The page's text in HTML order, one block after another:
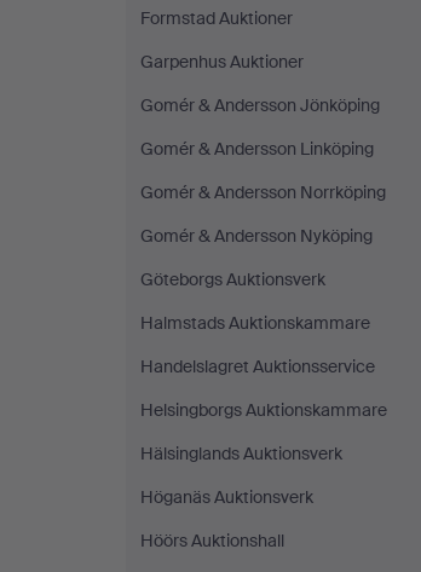
Formstad Auktioner
Garpenhus Auktioner
Gomér & Andersson Jönköping
Gomér & Andersson Linköping
Gomér & Andersson Norrköping
Gomér & Andersson Nyköping
Göteborgs Auktionsverk
Halmstads Auktionskammare
Handelslagret Auktionsservice
Helsingborgs Auktionskammare
Hälsinglands Auktionsverk
Höganäs Auktionsverk
Höörs Auktionshall